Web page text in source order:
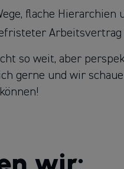
flache Hierarchien
Arbeitsvertrag
so weit, aber
gerne und wir